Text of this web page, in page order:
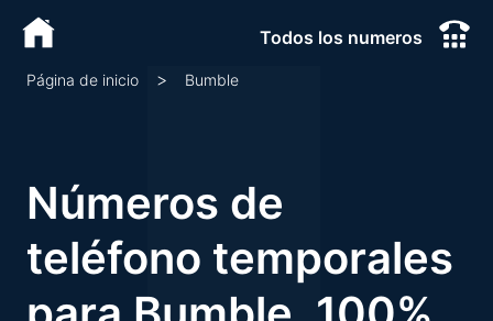
Todos los numeros
Página de inicio > Bumble
Números de
teléfono temporales